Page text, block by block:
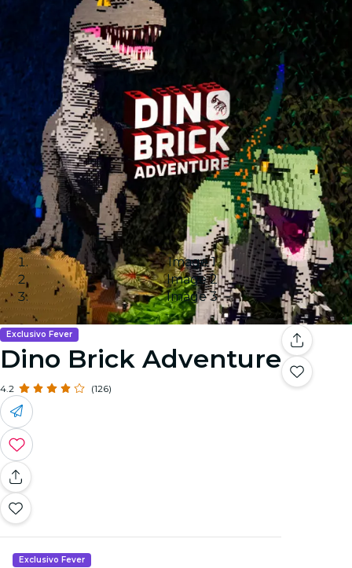
Image 1
Image 2
Image 3
Exclusivo Fever
Dino Brick Adventure
4.2 (126)
Exclusivo Fever